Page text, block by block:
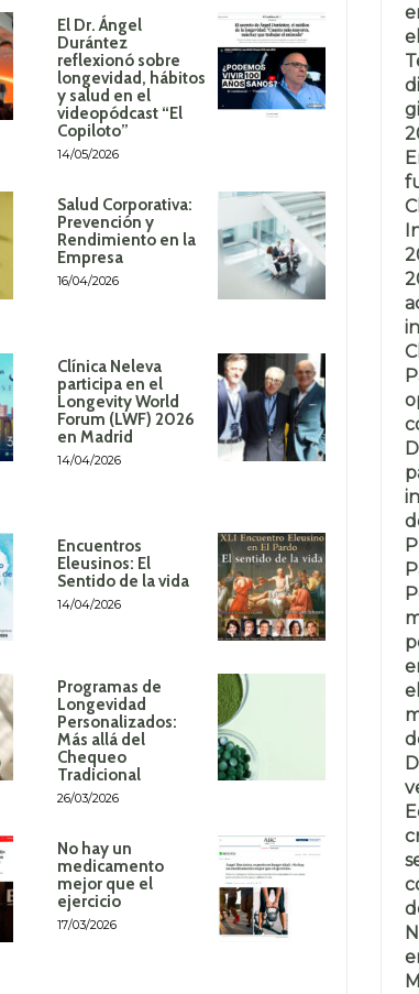
El Dr. Ángel
Durántez
reflexionó sobre
longevidad, hábitos
y salud en el
videopódcast “El
Copiloto”
14/05/2026
Salud Corporativa:
Prevención y
Rendimiento en la
Empresa
16/04/2026
Clínica Neleva
participa en el
Longevity World
Forum (LWF) 2026
en Madrid
14/04/2026
Encuentros
Eleusinos: El
Sentido de la vida
14/04/2026
Programas de
Longevidad
Personalizados:
Más allá del
Chequeo
Tradicional
26/03/2026
No hay un
medicamento
mejor que el
ejercicio
17/03/2026